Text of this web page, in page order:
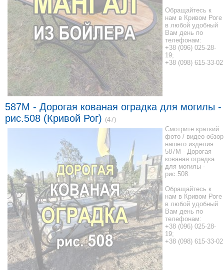
Обращайтесь к
нам в Кривом Роге
в любой удобный
Вам день по
телефонам:
+38 (096) 025-28-
19;
+38 (098) 615-33-02
587M - Дорогая кованая оградка для могилы -
рис.508 (Кривой Рог) (47)
Смотрите краткий
фото / видео обзор
нашего изделия
587M - Дорогая
кованая оградка
для могилы -
рис.508.
Обращайтесь к
нам в Кривом Роге
в любой удобный
Вам день по
телефонам:
+38 (096) 025-28-
19;
+38 (098) 615-33-02